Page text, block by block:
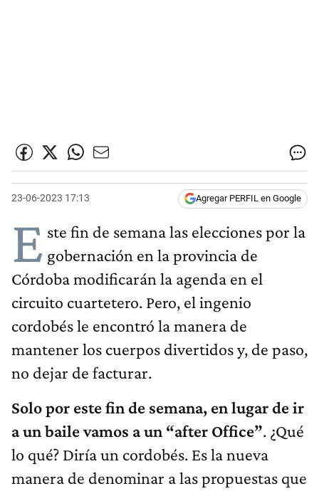
23-06-2023 17:13 Agregar PERFIL en Google
E ste fin de semana las elecciones por la
gobernación en la provincia de
Córdoba modificarán la agenda en el
circuito cuartetero. Pero, el ingenio
cordobés le encontró la manera de
mantener los cuerpos divertidos y, de paso,
no dejar de facturar.
Solo por este fin de semana, en lugar de ir
a un baile vamos a un “after Office”. ¿Qué
lo qué? Diría un cordobés. Es la nueva
manera de denominar a las propuestas que